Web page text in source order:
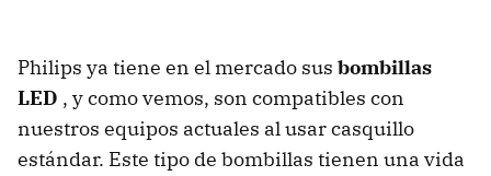
Philips ya tiene en el mercado sus bombillas
LED , y como vemos, son compatibles con
nuestros equipos actuales al usar casquillo
estándar. Este tipo de bombillas tienen una vida